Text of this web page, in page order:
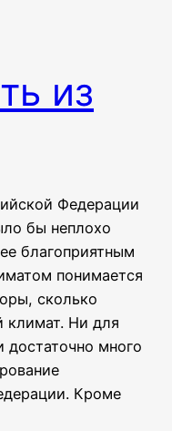
из
Федерации
бы неплохо
благоприятным
понимается
сколько
климат. Ни для
достаточно много
Кроме